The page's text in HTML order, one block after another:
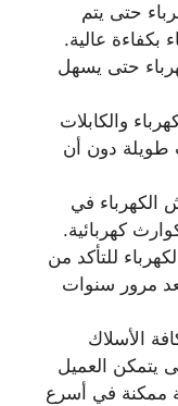
حتى يتم
بكفاءة عالية.
حتى يسهل
والكابلات
طويلة دون أن
في
كهربائية.
للتأكد من
مرور سنوات
الأسلاك
يتمكن العميل
في أسرع